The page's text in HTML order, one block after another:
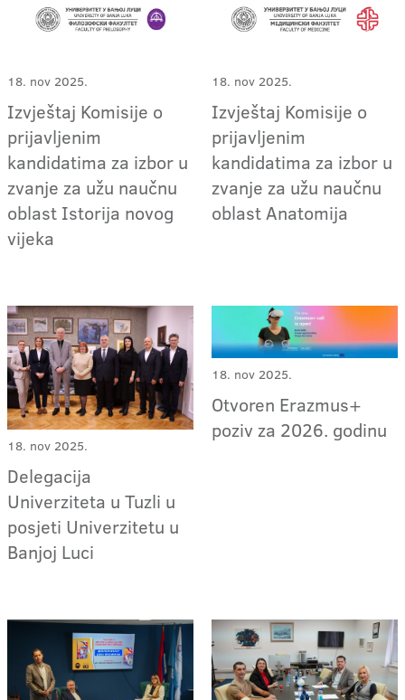
18. nov 2025.
Izvještaj Komisije o
prijavljenim
kandidatima za izbor u
zvanje za užu naučnu
oblast Istorija novog
vijeka
18. nov 2025.
Izvještaj Komisije o
prijavljenim
kandidatima za izbor u
zvanje za užu naučnu
oblast Anatomija
18. nov 2025.
Delegacija
Univerziteta u Tuzli u
posjeti Univerzitetu u
Banjoj Luci
18. nov 2025.
Otvoren Erazmus+
poziv za 2026. godinu